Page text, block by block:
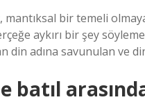
mantıksal bir temeli
aykırı bir şey
din adına savunulan ve
batıl